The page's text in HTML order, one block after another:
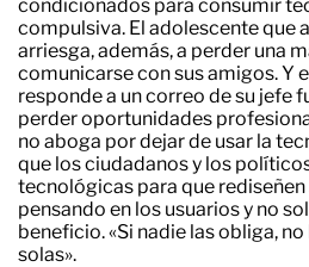
condicionados para consumir
compulsiva. El adolescente que
arriesga, además, a perder una
comunicarse con sus amigos. Y
responde a un correo de su jefe
perder oportunidades
no aboga por dejar de usar la
que los ciudadanos y los
tecnológicas para que
pensando en los usuarios y no
beneficio. «Si nadie las obliga,
solas».